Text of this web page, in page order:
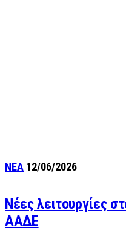
ΝΕΑ 12/06/2026
Νέες λειτουργίες
ΑΑΔΕ